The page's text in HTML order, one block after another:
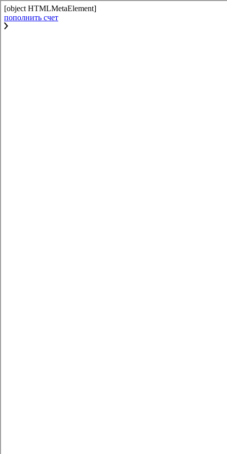
[object HTMLMetaElement]
пополнить счет